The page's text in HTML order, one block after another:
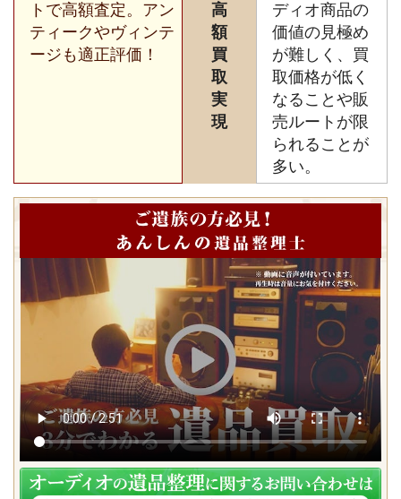
トで高額査定。アン
ティークやヴィンテ
ージも適正評価！
高
額
買
取
実
現
ディオ商品の
価値の見極め
が難しく、買
取価格が低く
なることや販
売ルートが限
られることが
多い。